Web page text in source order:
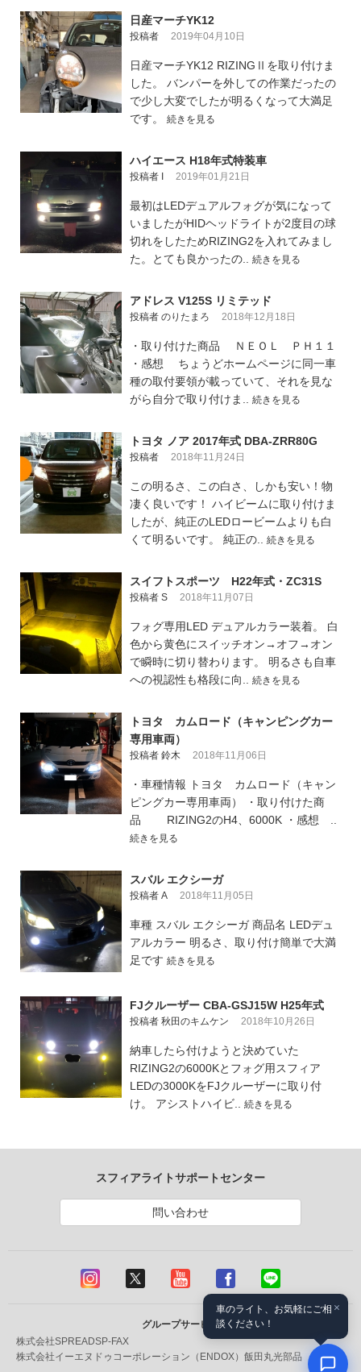
日産マーチYK12
投稿者 2019年04月10日
日産マーチYK12 RIZINGⅡを取り付けま
した。 バンパーを外しての作業だったの
で少し大変でしたが明るくなって大満足
です。 続きを見る
ハイエース H18年式特装車
投稿者 I 2019年01月21日
最初はLEDデュアルフォグが気になって
いましたがHIDヘッドライトが2度目の球
切れをしたためRIZING2を入れてみまし
た。とても良かったの.. 続きを見る
アドレス V125S リミテッド
投稿者 のりたまろ 2018年12月18日
・取り付けた商品 ＮＥＯＬ ＰＨ１１
・感想 ちょうどホームページに同一車
種の取付要領が載っていて、それを見な
がら自分で取り付けま.. 続きを見る
トヨタ ノア 2017年式 DBA-ZRR80G
投稿者 2018年11月24日
この明るさ、この白さ、しかも安い！物
凄く良いです！ ハイビームに取り付けま
したが、純正のLEDロービームよりも白
くて明るいです。 純正の.. 続きを見る
スイフトスポーツ H22年式・ZC31S
投稿者 S 2018年11月07日
フォグ専用LED デュアルカラー装着。 白
色から黄色にスイッチオン→オフ→オン
で瞬時に切り替わります。 明るさも自車
への視認性も格段に向.. 続きを見る
トヨタ カムロード（キャンピングカー
専用車両）
投稿者 鈴木 2018年11月06日
・車種情報 トヨタ カムロード（キャン
ピングカー専用車両） ・取り付けた商
品 RIZING2のH4、6000K ・感想 ..
続きを見る
スバル エクシーガ
投稿者 A 2018年11月05日
車種 スバル エクシーガ 商品名 LEDデュ
アルカラー 明るさ、取り付け簡単で大満
足です 続きを見る
FJクルーザー CBA-GSJ15W H25年式
投稿者 秋田のキムケン 2018年10月26日
納車したら付けようと決めていた
RIZING2の6000Kとフォグ用スフィア
LEDの3000KをFJクルーザーに取り付
け。 アシストハイビ.. 続きを見る
スフィアライトサポートセンター
問い合わせ
グループサービス
株式会社SPREADSP-FAX
株式会社イーエヌドゥコーポレーション（ENDOX） 飯田丸光部品
×
車のライト、お気軽にご相
談ください！